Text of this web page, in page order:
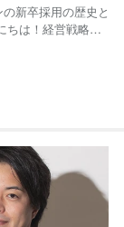
新卒採用の歴史と
トリー受付中で
...